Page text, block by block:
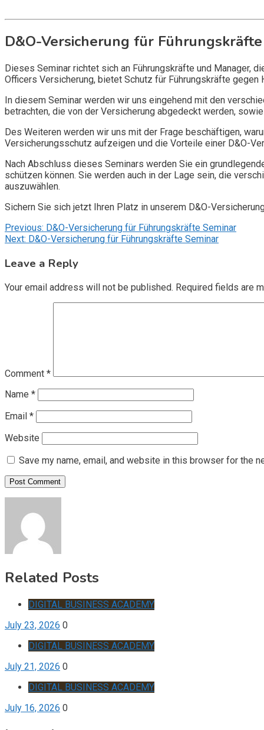
D&O-Versicherung für
Dieses Seminar richtet sich an Führungskräfte und Manager,
Officers Versicherung, bietet Schutz für Führungskräfte
In diesem Seminar werden wir uns eingehend mit den
betrachten, die von der Versicherung abgedeckt werden,
Des Weiteren werden wir uns mit der Frage beschäftigen,
Versicherungsschutz aufzeigen und die Vorteile einer D&O-
Nach Abschluss dieses Seminars werden Sie ein
schützen können. Sie werden auch in der Lage sein, die
auszuwählen.
Sichern Sie sich jetzt Ihren Platz in unserem D&O-
Post
navigation
Previous: D&O-Versicherung für Führungskräfte Seminar
Next: D&O-Versicherung für Führungskräfte Seminar
Leave a Reply
Your email address will not be published. Required fields are
Comment *
Name *
Email *
Website
Save my name, email, and website in this browser for the
Related Posts
DIGITAL BUSINESS ACADEMY
July 23, 2026 0
DIGITAL BUSINESS ACADEMY
July 21, 2026 0
DIGITAL BUSINESS ACADEMY
July 16, 2026 0